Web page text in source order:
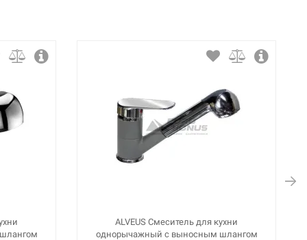
ALVEUS Смеситель для кухни
однорычажный с выносным шлангом